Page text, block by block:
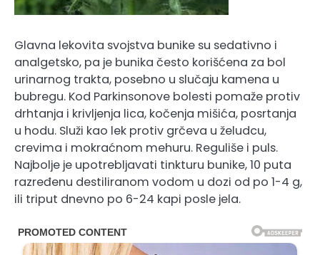
Glavna lekovita svojstva bunike su sedativno i
analgetsko, pa je bunika često korišćena za bol
urinarnog trakta, posebno u slučaju kamena u
bubregu. Kod Parkinsonove bolesti pomaže protiv
drhtanja i krivljenja lica, kočenja mišića, posrtanja
u hodu. Služi kao lek protiv grčeva u želudcu,
crevima i mokraćnom mehuru. Reguliše i puls.
Najbolje je upotrebljavati tinkturu bunike, 10 puta
razređenu destiliranom vodom u dozi od po 1-4 g,
ili triput dnevno po 6-24 kapi posle jela.